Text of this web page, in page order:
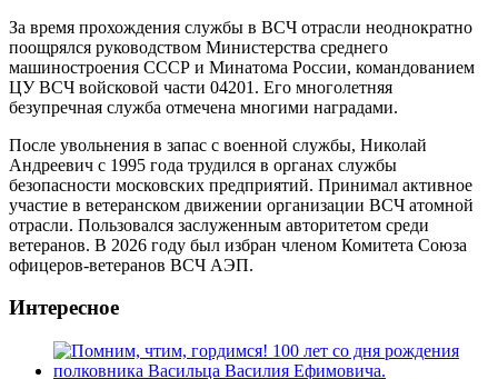
За время прохождения службы в ВСЧ отрасли неоднократно
поощрялся руководством Министерства среднего
машиностроения СССР и Минатома России, командованием
ЦУ ВСЧ войсковой части 04201. Его многолетняя
безупречная служба отмечена многими наградами.
После увольнения в запас с военной службы, Николай
Андреевич с 1995 года трудился в органах службы
безопасности московских предприятий. Принимал активное
участие в ветеранском движении организации ВСЧ атомной
отрасли. Пользовался заслуженным авторитетом среди
ветеранов. В 2026 году был избран членом Комитета Союза
офицеров-ветеранов ВСЧ АЭП.
Интересное